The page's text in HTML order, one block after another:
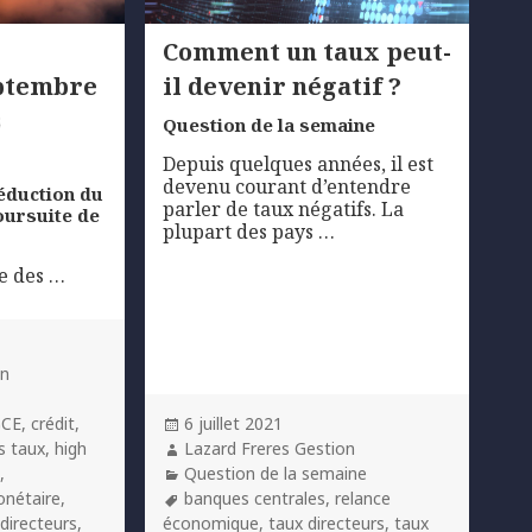
du
de
des …
,crédit,
taux,high
,
,
,
Comment un taux peut-
il devenir négatif ?
Question de la semaine
Depuis quelques années, il est
devenu courant d’entendre
parler de taux négatifs. La
plupart des pays …
Posted
on
6 juillet 2021
Author
Lazard Freres Gestion
Categories
Question de la semaine
Tags
banques centrales, relance
économique, taux directeurs, taux